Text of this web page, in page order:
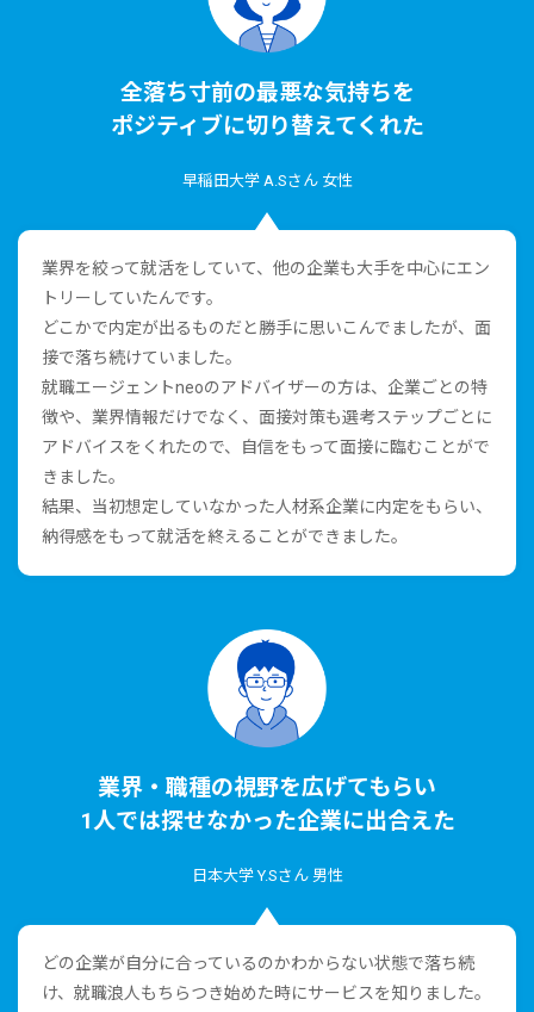
全落ち⼨前の最悪な気持ちを
ポジティブに切り替えてくれた
早稲⽥⼤学 A.Sさん ⼥性
業界を絞って就活をしていて、他の企業も⼤⼿を中⼼にエン
トリーしていたんです。
どこかで内定が出るものだと勝⼿に思いこんでましたが、⾯
接で落ち続けていました。
就職エージェントneoのアドバイザーの⽅は、企業ごとの特
徴や、業界情報だけでなく、⾯接対策も選考ステップごとに
アドバイスをくれたので、⾃信をもって⾯接に臨むことがで
きました。
結果、当初想定していなかった⼈材系企業に内定をもらい、
納得感をもって就活を終えることができました。
業界・職種の視野を広げてもらい
1⼈では探せなかった企業に出合えた
⽇本⼤学 Y.Sさん 男性
どの企業が⾃分に合っているのかわからない状態で落ち続
け、就職浪⼈もちらつき始めた時にサービスを知りました。